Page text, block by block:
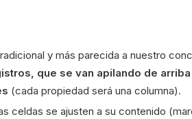
y más parecida a nuestro
que se van apilando de
(cada propiedad será una columna).
celdas se ajusten a su contenido